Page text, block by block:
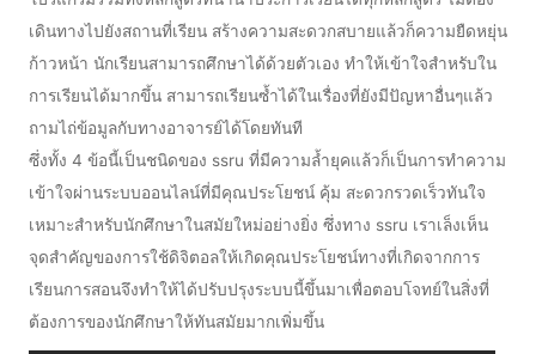
เดินทางไปยังสถานที่เรียน สร้างความสะดวกสบายแล้วก็ความยืดหยุ่น
ก้าวหน้า นักเรียนสามารถศึกษาได้ด้วยตัวเอง ทำให้เข้าใจสำหรับใน
การเรียนได้มากขึ้น สามารถเรียนซ้ำได้ในเรื่องที่ยังมีปัญหาอื่นๆแล้ว
ถามไถ่ข้อมูลกับทางอาจารย์ได้โดยทันที
ซึ่งทั้ง 4 ข้อนี้เป็นชนิดของ ssru ที่มีความล้ำยุคแล้วก็เป็นการทำความ
เข้าใจผ่านระบบออนไลน์ที่มีคุณประโยชน์ คุ้ม สะดวกรวดเร็วทันใจ
เหมาะสำหรับนักศึกษาในสมัยใหม่อย่างยิ่ง ซึ่งทาง ssru เราเล็งเห็น
จุดสำคัญของการใช้ดิจิตอลให้เกิดคุณประโยชน์ทางที่เกิดจากการ
เรียนการสอนจึงทำให้ได้ปรับปรุงระบบนี้ขึ้นมาเพื่อตอบโจทย์ในสิ่งที่
ต้องการของนักศึกษาให้ทันสมัยมากเพิ่มขึ้น